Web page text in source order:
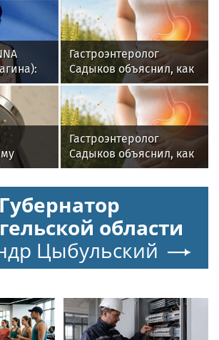
Гастроэнтеролог
Садыков объяснил, как
амброзия может влиять
на ЖКТ
Гастроэнтеролог
Садыков объяснил, как
амброзия может влиять
Губернатор
области
Цыбульский